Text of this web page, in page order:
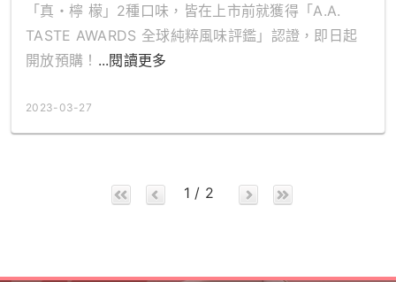
「真・檸 檬」2種口味，皆在上市前就獲得「A.A.
TASTE AWARDS 全球純粹風味評鑑」認證，即日起
開放預購！ ...閱讀更多
2023-03-27
1 / 2